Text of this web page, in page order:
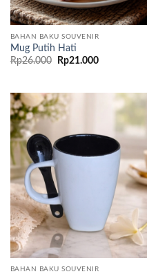
BAHAN BAKU SOUVENIR
Mug Putih Hati
Rp26.000
Original
Rp21.000Current
BAHAN BAKU SOUVENIR